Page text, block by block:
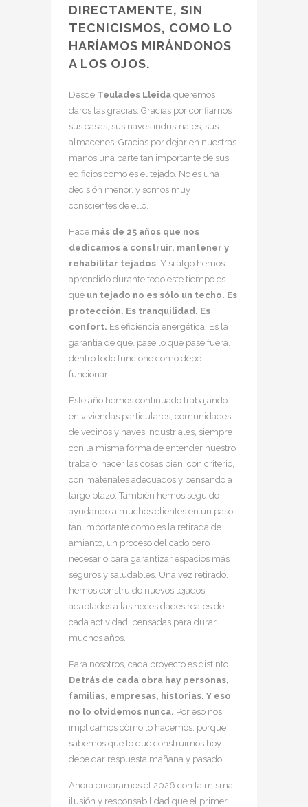
DIRECTAMENTE, SIN
TECNICISMOS, COMO LO
HARÍAMOS MIRÁNDONOS
A LOS OJOS.
Desde Teulades Lleida queremos
daros las gracias. Gracias por confiarnos
sus casas, sus naves industriales, sus
almacenes. Gracias por dejar en nuestras
manos una parte tan importante de sus
edificios como es el tejado. No es una
decisión menor, y somos muy
conscientes de ello.
Hace más de 25 años que nos
dedicamos a construir, mantener y
rehabilitar tejados . Y si algo hemos
aprendido durante todo este tiempo es
que un tejado no es sólo un techo. Es
protección. Es tranquilidad. Es
confort. Es eficiencia energética. Es la
garantía de que, pase lo que pase fuera,
dentro todo funcione como debe
funcionar.
Este año hemos continuado trabajando
en viviendas particulares, comunidades
de vecinos y naves industriales, siempre
con la misma forma de entender nuestro
trabajo: hacer las cosas bien, con criterio,
con materiales adecuados y pensando a
largo plazo. También hemos seguido
ayudando a muchos clientes en un paso
tan importante como es la retirada de
amianto, un proceso delicado pero
necesario para garantizar espacios más
seguros y saludables. Una vez retirado,
hemos construido nuevos tejados
adaptados a las necesidades reales de
cada actividad, pensadas para durar
muchos años.
Para nosotros, cada proyecto es distinto.
Detrás de cada obra hay personas,
familias, empresas, historias. Y eso
no lo olvidemos nunca. Por eso nos
implicamos cómo lo hacemos, porque
sabemos que lo que construimos hoy
debe dar respuesta mañana y pasado.
Ahora encaramos el 2026 con la misma
ilusión y responsabilidad que el primer